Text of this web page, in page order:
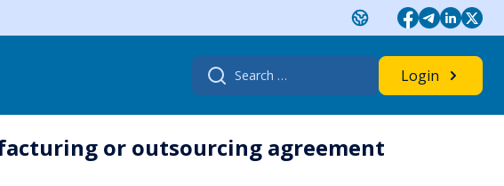
Search
for:
Login
or outsourcing agreement